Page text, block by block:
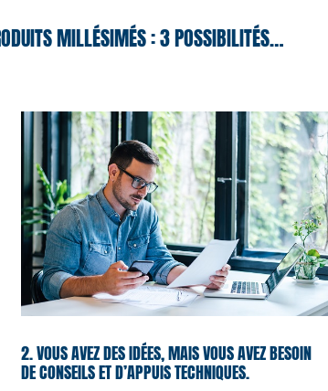
MILLÉSIMÉS : 3 POSSIBILITÉS…
2. VOUS AVEZ DES IDÉES, MAIS VOUS AVEZ BESOIN
DE CONSEILS ET D’APPUIS TECHNIQUES.